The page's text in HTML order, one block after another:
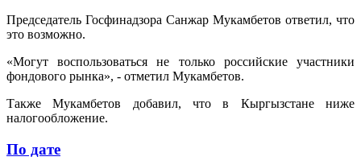
Председатель Госфинадзора Санжар Мукамбетов ответил, что
это возможно.
«Могут воспользоваться не только российские участники
фондового рынка», - отметил Мукамбетов.
Также Мукамбетов добавил, что в Кыргызстане ниже
налогообложение.
По дате